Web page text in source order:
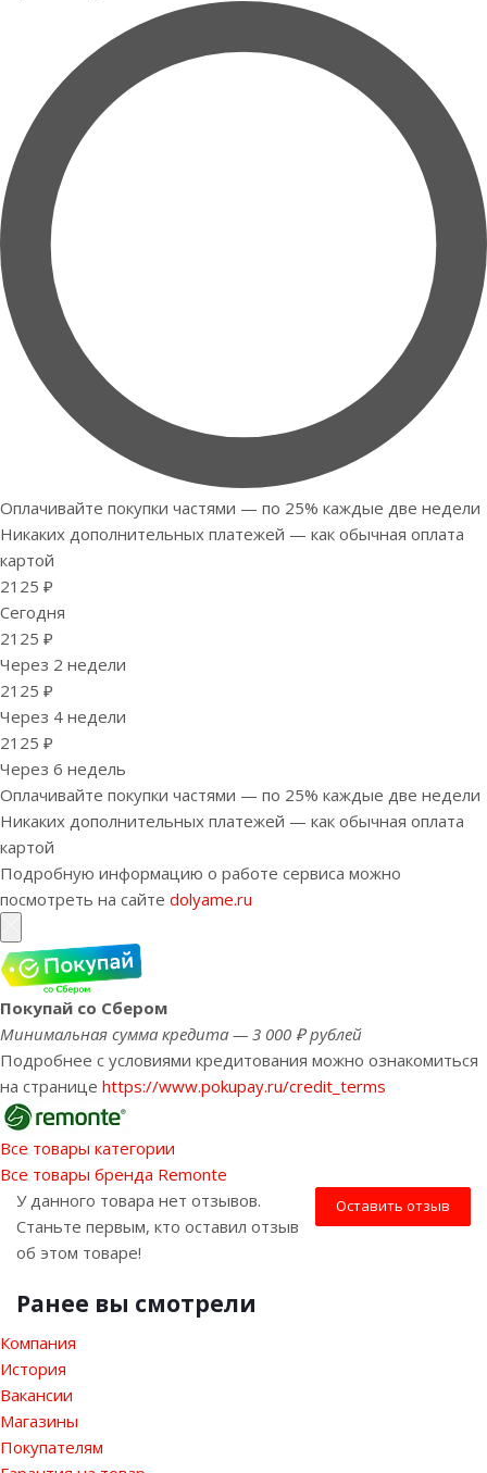
Оплачивайте покупки частями — по 25% каждые две недели
Никаких дополнительных платежей — как обычная оплата
картой
2125 ₽
Сегодня
2125 ₽
Через 2 недели
2125 ₽
Через 4 недели
2125 ₽
Через 6 недель
Оплачивайте покупки частями — по 25% каждые две недели
Никаких дополнительных платежей — как обычная оплата
картой
Подробную информацию о работе сервиса можно
посмотреть на сайте dolyame.ru
Покупай со Сбером
Минимальная сумма кредита — 3 000 ₽ рублей
Подробнее с условиями кредитования можно ознакомиться
на странице https://www.pokupay.ru/credit_terms
Все товары категории
Все товары бренда Remonte
Оставить отзыв
У данного товара нет отзывов.
Станьте первым, кто оставил отзыв
об этом товаре!
Ранее вы смотрели
Компания
История
Вакансии
Магазины
Покупателям